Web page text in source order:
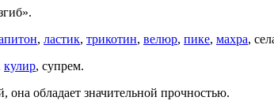
, ластик, трикотин, велюр, пике, махра,
кулир, супрем.
она обладает значительной прочностью.